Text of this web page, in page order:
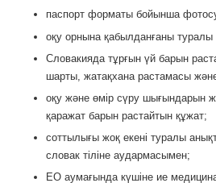
паспорт форматы бойынша
оқу орнына қабылданғаны туралы
Словакияда тұрғын үй барын
шарты, жатақхана растамасы
оқу және өмір сүру шығындарын
қаражат барын растайтын құжат;
соттылығы жоқ екені туралы
словак тіліне аудармасымен;
ЕО аумағында күшіне ие